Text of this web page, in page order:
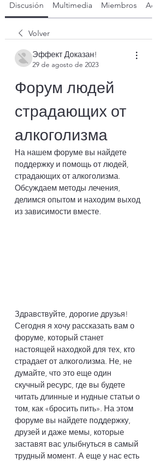
Discusión Multimedia Miembros
Volver
Эффект Доказан!
29 de agosto de 2023
Форум людей
страдающих от
алкоголизма
На нашем форуме вы найдете
поддержку и помощь от людей,
страдающих от алкоголизма.
Обсуждаем методы лечения,
делимся опытом и находим выход
из зависимости вместе.
Здравствуйте, дорогие друзья!
Сегодня я хочу рассказать вам о
форуме, который станет
настоящей находкой для тех, кто
страдает от алкоголизма. Не, не
думайте, что это еще один
скучный ресурс, где вы будете
читать длинные и нудные статьи о
том, как «бросить пить». На этом
форуме вы найдете поддержку,
друзей и даже мемы, которые
заставят вас улыбнуться в самый
трудный момент. А еще у нас есть